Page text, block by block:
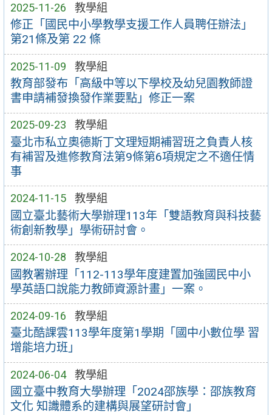
2025-11-26 教學組
修正「國民中小學教學支援工作人員聘任辦法」
第21條及第 22 條
2025-11-09 教學組
教育部發布「高級中等以下學校及幼兒園教師證
書申請補發換發作業要點」修正一案
2025-09-23 教學組
臺北市私立奧德斯丁文理短期補習班之負責人核
有補習及進修教育法第9條第6項規定之不適任情
事
2024-11-15 教學組
國立臺北藝術大學辦理113年「雙語教育與科技藝
術創新教學」學術研討會。
2024-10-28 教學組
國教署辦理「112-113學年度建置加強國民中小
學英語口說能力教師資源計畫」一案。
2024-09-16 教學組
臺北酷課雲113學年度第1學期「國中小數位學 習
增能培力班」
2024-06-04 教學組
國立臺中教育大學辦理「2024邵族學：邵族教育
文化 知識體系的建構與展望研討會」